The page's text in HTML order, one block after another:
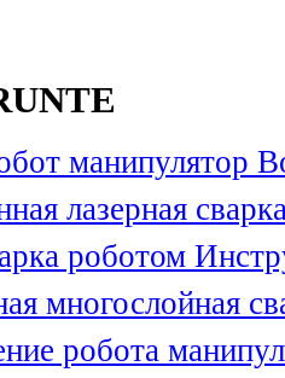
манипулятор
лазерная
роботом
многослойная
робота